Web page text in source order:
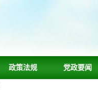
政策法规 党政要闻